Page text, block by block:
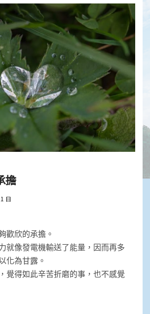
擔
日
歡欣的承擔。
就像發電機輸送了能量，因而再多
化為甘露。
覺得如此辛苦折磨的事，也不感覺